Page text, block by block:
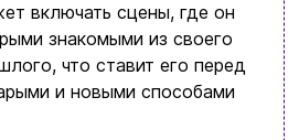
включать сцены, где он
знакомыми из своего
что ставит его перед
и новыми способами
звонок